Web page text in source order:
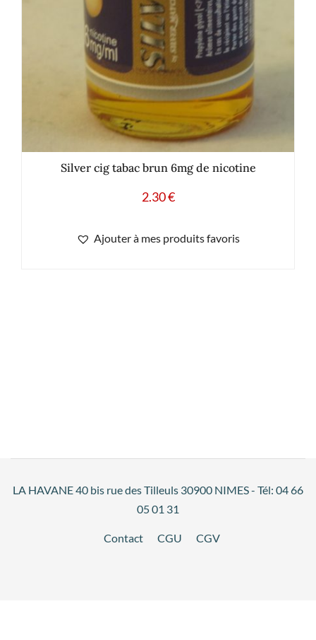
Silver cig tabac brun 6mg de nicotine
2.30€
Ajouter à mes produits favoris
LA HAVANE 40 bis rue des Tilleuls 30900 NIMES - Tél: 04 66
05 01 31
Contact CGU CGV